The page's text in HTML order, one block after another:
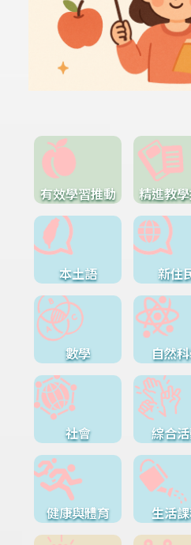
有效學習推動 精進教
本土語 新住
數學 自然
社會 綜合
健康與體育 生活